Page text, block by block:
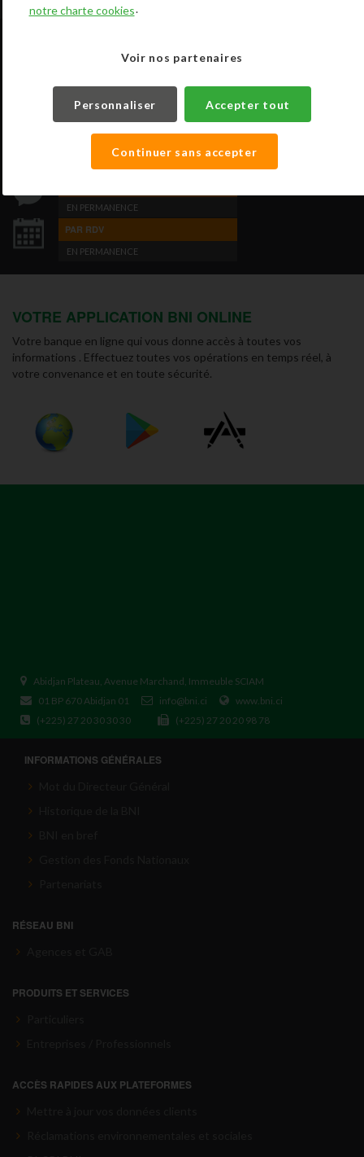
ADOPTEZ LA PROXIMITÉ À LA BNI
LUNDI AU VENDREDI 8H-16H30
EN PERMANENCE
PAR RDV
EN PERMANENCE
VOTRE APPLICATION BNI ONLINE
Votre banque en ligne qui vous donne accès à toutes vos
informations . Effectuez toutes vos opérations en temps réel, à
votre convenance et en toute sécurité.
Abidjan Plateau, Avenue Marchand, Immeuble SCIAM
01 BP 670 Abidjan 01
info@bni.ci
www.bni.ci
(+225) 27 20 30 30 30
(+225) 27 20 20 98 78
INFORMATIONS GÉNÉRALES
RÉSEAU BNI
PRODUITS ET SERVICES
ACCÈS RAPIDES AUX PLATEFORMES
notre charte cookies.
Voir nos partenaires
Personnaliser Accepter tout
Continuer sans accepter